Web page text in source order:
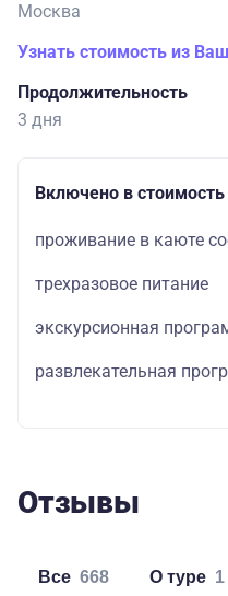
Москва
Узнать стоимость из
Продолжительность
3 дня
Включено в стоимость
проживание в каюте
трехразовое питание
экскурсионная
развлекательная
Отзывы
Все 668 о туре 1